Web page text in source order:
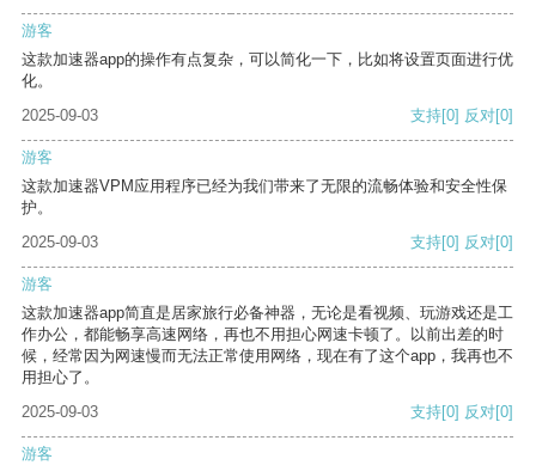
游客
这款加速器app的操作有点复杂，可以简化一下，比如将设置页面进行优
化。
2025-09-03
支持[0] 反对[0]
游客
这款加速器VPM应用程序已经为我们带来了无限的流畅体验和安全性保
护。
2025-09-03
支持[0] 反对[0]
游客
这款加速器app简直是居家旅行必备神器，无论是看视频、玩游戏还是工
作办公，都能畅享高速网络，再也不用担心网速卡顿了。以前出差的时
候，经常因为网速慢而无法正常使用网络，现在有了这个app，我再也不
用担心了。
2025-09-03
支持[0] 反对[0]
游客